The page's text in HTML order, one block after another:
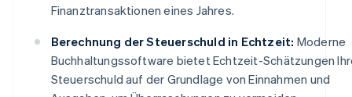
Finanztransaktionen eines Jahres.
Berechnung der Steuerschuld in Echtzeit: Moderne
Buchhaltungssoftware bietet Echtzeit-Schätzungen
Steuerschuld auf der Grundlage von Einnahmen und